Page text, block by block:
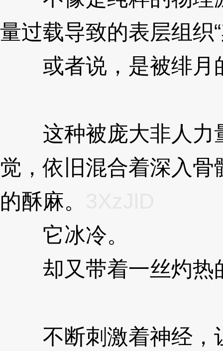
量过载导致的表层组织
或者说，是被绯月
这种被庞大非人力量
觉，依旧混合着深入
的酥麻。
它冰冷。
却又带着一丝灼热
不断刺激着神经，